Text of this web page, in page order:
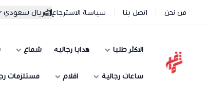
من نحن اتصل بنا سياسة الاسترجاع ريال سعودي
شماغ شوب | أفضل متجر شماغ في
الاكثر طلبا هدايا رجاليه شماغ
ساعات رجالية اقلام مستلزمات